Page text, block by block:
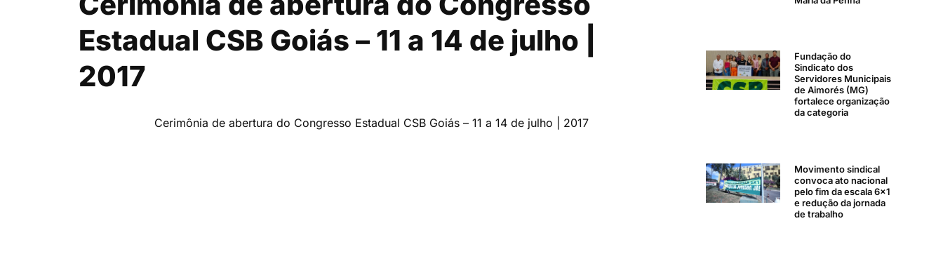
Estadual CSB Goiás – 11 a 14 de julho |
2017
Cerimônia de abertura do Congresso Estadual CSB Goiás – 11 a 14 de julho | 2017
Fundação do
Sindicato dos
Servidores Municipais
de Aimorés (MG)
fortalece organização
da categoria
Movimento sindical
convoca ato nacional
pelo fim da escala 6×1
e redução da jornada
de trabalho